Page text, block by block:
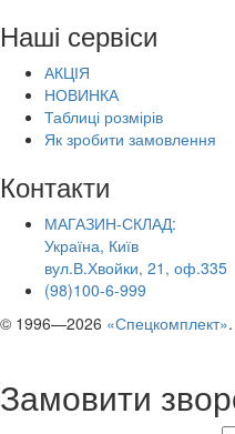
Наші сервіси
АКЦІЯ
НОВИНКА
Таблиці розмірів
Як зробити замовлення
Контакти
МАГАЗИН-СКЛАД:
Україна, Київ
вул.В.Хвойки, 21, оф.335
(98)100-6-999
© 1996—2026 «Спецкомплект»
Замовити